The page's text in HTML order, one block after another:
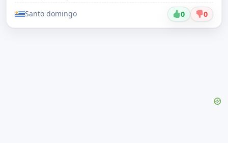
Santo domingo 0 0